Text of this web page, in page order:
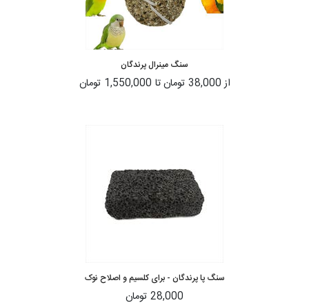
سنگ مینرال پرندگان
از38,000 تومان تا
سنگ پا پرندگان - برای کلسیم و اصلاح نوک
28,000 تومان